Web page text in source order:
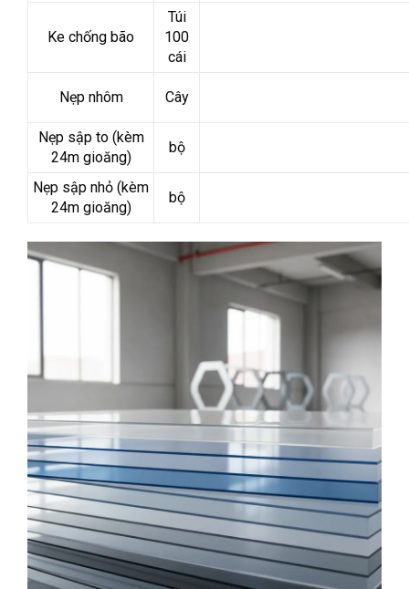
Ke chống bão
Túi
100
cái
Nẹp nhôm Cây
Nẹp sập to (kèm
24m gioăng)
bộ
Nẹp sập nhỏ (kèm
24m gioăng)
bộ